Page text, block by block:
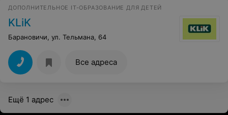
ДОПОЛНИТЕЛЬНОЕ IT-ОБРАЗОВАНИЕ ДЛЯ ДЕТЕЙ
KLiK
Барановичи, ул. Тельмана, 64
Все адреса
Ещё 1 адрес